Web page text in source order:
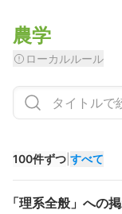
農学
ローカルルール
100件ずつ すべて
「理系全般」への